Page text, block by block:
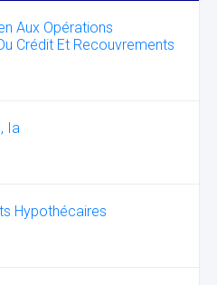
Aux Opérations
Crédit Et Recouvrements
Ia
Hypothécaires